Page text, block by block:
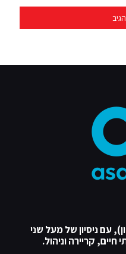
עם ניסיון של מעל שני
חיים, קריירה וניהול.